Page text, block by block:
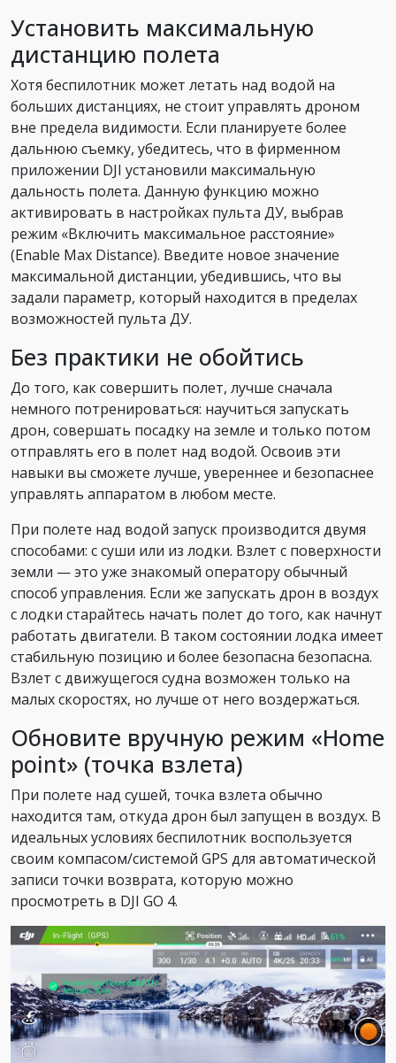
Установить максимальную
дистанцию полета
Хотя беспилотник может летать над водой на
больших дистанциях, не стоит управлять дроном
вне предела видимости. Если планируете более
дальнюю съемку, убедитесь, что в фирменном
приложении DJI установили максимальную
дальность полета. Данную функцию можно
активировать в настройках пульта ДУ, выбрав
режим «Включить максимальное расстояние»
(Enable Max Distance). Введите новое значение
максимальной дистанции, убедившись, что вы
задали параметр, который находится в пределах
возможностей пульта ДУ.
Без практики не обойтись
До того, как совершить полет, лучше сначала
немного потренироваться: научиться запускать
дрон, совершать посадку на земле и только потом
отправлять его в полет над водой. Освоив эти
навыки вы сможете лучше, увереннее и безопаснее
управлять аппаратом в любом месте.
При полете над водой запуск производится двумя
способами: с суши или из лодки. Взлет с поверхности
земли — это уже знакомый оператору обычный
способ управления. Если же запускать дрон в воздух
с лодки старайтесь начать полет до того, как начнут
работать двигатели. В таком состоянии лодка имеет
стабильную позицию и более безопасна безопасна.
Взлет с движущегося судна возможен только на
малых скоростях, но лучше от него воздержаться.
Обновите вручную режим «Home
point» (точка взлета)
При полете над сушей, точка взлета обычно
находится там, откуда дрон был запущен в воздух. В
идеальных условиях беспилотник воспользуется
своим компасом/системой GPS для автоматической
записи точки возврата, которую можно
просмотреть в DJI GO 4.